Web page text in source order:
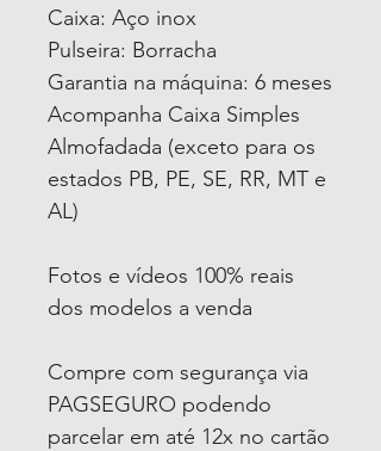
Caixa: Aço inox
Pulseira: Borracha
Garantia na máquina: 6 meses
Acompanha Caixa Simples
Almofadada (exceto para os
estados PB, PE, SE, RR, MT e
AL)
Fotos e vídeos 100% reais
dos modelos a venda
Compre com segurança via
PAGSEGURO podendo
parcelar em até 12x no cartão